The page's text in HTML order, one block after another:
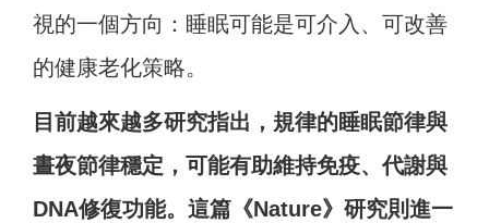
視的一個方向：睡眠可能是可介入、可改善
的健康老化策略。
目前越來越多研究指出，規律的睡眠節律與
晝夜節律穩定，可能有助維持免疫、代謝與
DNA修復功能。 這篇《Nature》研究則進一